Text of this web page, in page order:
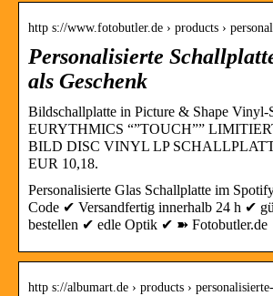
http s://www.fotobutler.de › products ›
Personalisierte
als Geschenk
Bildschallplatte in Picture & Shape
EURYTHMICS “”TOUCH””
BILD DISC VINYL LP
EUR 10,18.
Personalisierte Glas Schallplatte im
Code ✔ Versandfertig innerhalb 24 h ✔
bestellen ✔ edle Optik ✔ ➽ Fotobutler.de
http s://albumart.de › products ›